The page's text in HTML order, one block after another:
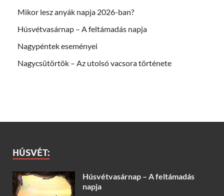
Mikor lesz anyák napja 2026-ban?
Húsvétvasárnap – A feltámadás napja
Nagypéntek eseményei
Nagycsütörtök – Az utolsó vacsora története
HÚSVÉT:
Húsvétvasárnap – A feltámadás
napja